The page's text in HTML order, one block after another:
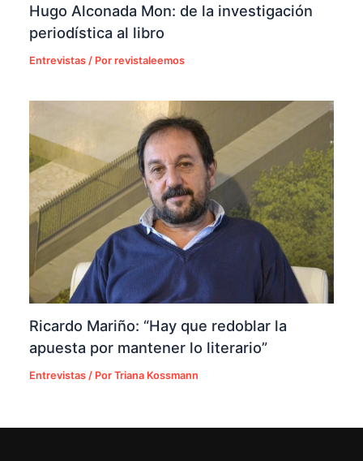
Hugo Alconada Mon: de la investigación
periodística al libro
Entrevistas / Porrevistaleemos
Ricardo Mariño: “Hay que redoblar la
apuesta por mantener lo literario”
Entrevistas / PorTriana Kossmann